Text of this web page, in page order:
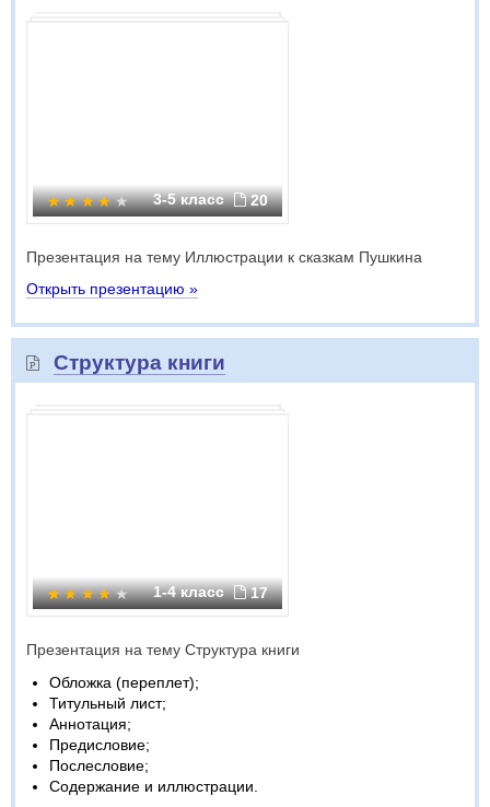
3-5 класс 20
Презентация на тему Иллюстрации к сказкам Пушкина
Открыть презентацию »
Структура книги
1-4 класс 17
Презентация на тему Структура книги
Обложка (переплет);
Титульный лист;
Аннотация;
Предисловие;
Послесловие;
Содержание и иллюстрации.